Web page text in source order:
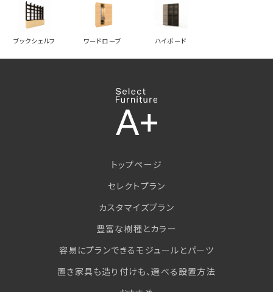
ブックシェルフ ワードローブ ハイボード
トップページ
セレクトプラン
カスタマイズプラン
豊富な樹種とカラー
容易にプランできるモジュールとパーツ
置き家具も造り付けも、選べる設置方法